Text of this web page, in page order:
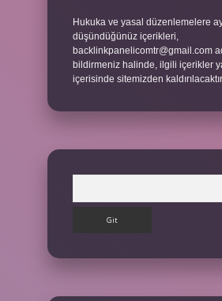
Hukuka ve yasal düzenlemelere
düşündüğünüz içerikleri,
backlinkpanelicomtr@gmail.com
bildirmeniz halinde, ilgili içerikler
içerisinde sitemizden